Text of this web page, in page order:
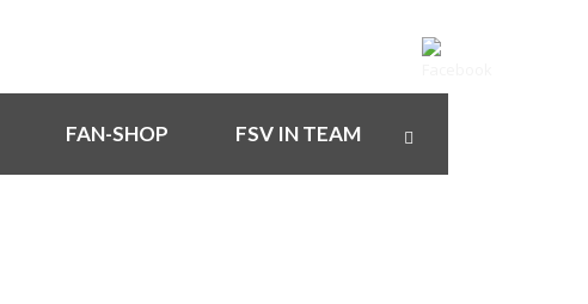
FAN-SHOP FSV IN TEAM